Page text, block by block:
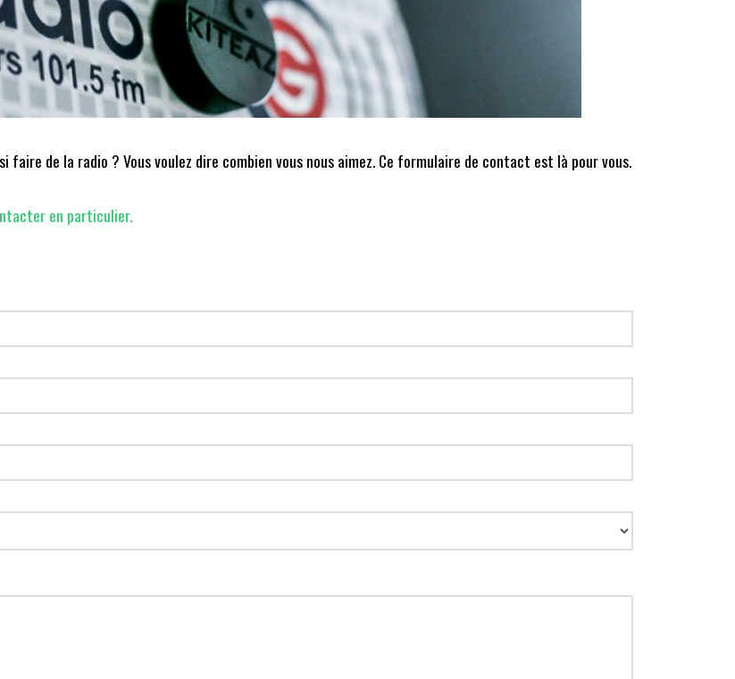
faire de la radio ? Vous voulez dire combien vous nous aimez. Ce formulaire de contact est là pour vous.
en particulier.